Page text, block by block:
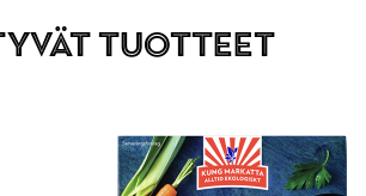
tuotteet